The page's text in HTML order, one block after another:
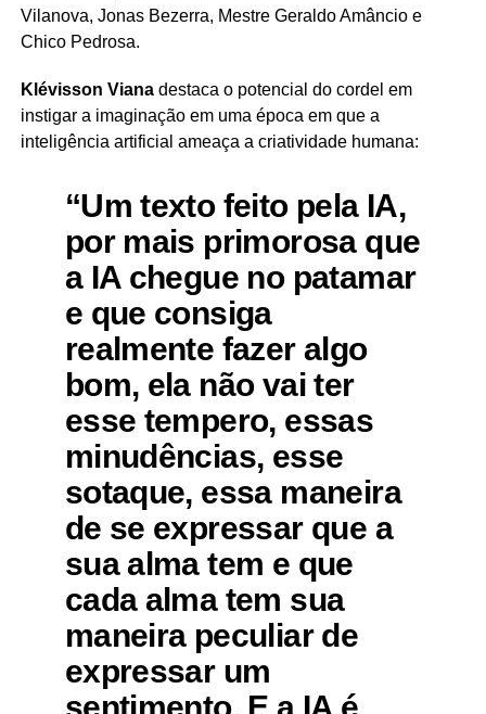
Vilanova, Jonas Bezerra, Mestre Geraldo Amâncio e
Chico Pedrosa.
Klévisson Vianadestaca o potencial do cordel em
instigar a imaginação em uma época em que a
inteligência artificial ameaça a criatividade humana:
“Um texto feito pela IA,
por mais primorosa que
a IA chegue no patamar
e que consiga
realmente fazer algo
bom, ela não vai ter
esse tempero, essas
minudências, esse
sotaque, essa maneira
de se expressar que a
sua alma tem e que
cada alma tem sua
maneira peculiar de
expressar um
sentimento. E a IA é